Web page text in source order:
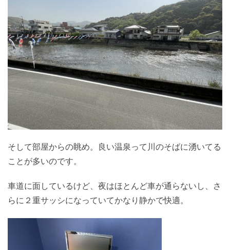
そして部屋からの眺め。良い温泉って川のそばに湧いてる
ことが多いのです。
車道に面しているけど、夜はほとんど車が通らないし、さ
らに２重サッシになっていてかなり静かで快適。